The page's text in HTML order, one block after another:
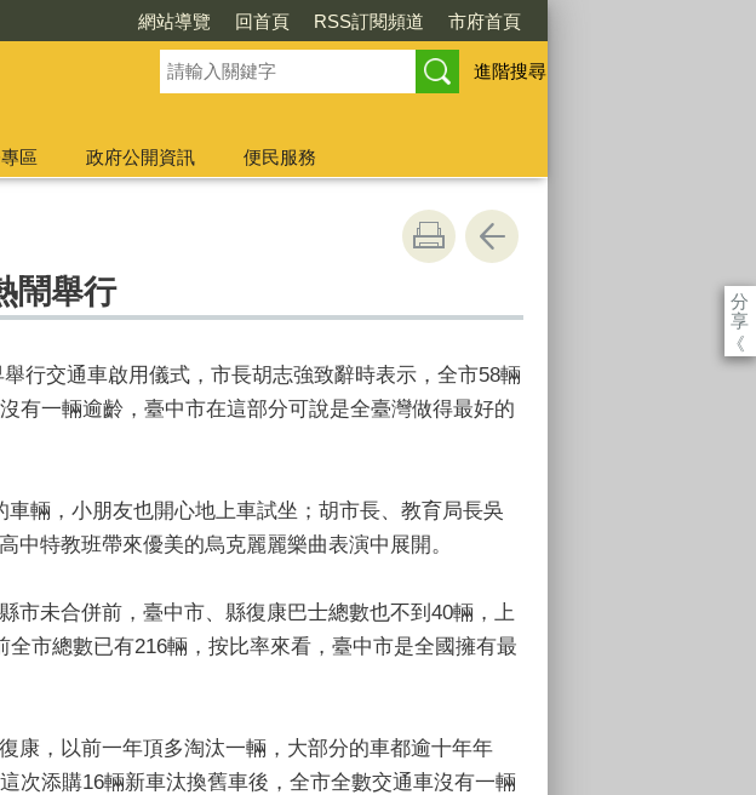
網站導覽 回首頁 RSS訂閱頻道 市府首頁
進階搜尋
區 政府公開資訊
便民服務
分
享
《
鬧舉行
行交通車啟用儀式，市長胡志強致辭時表示，全市58輛
有一輛逾齡，臺中市在這部分可說是全臺灣做得最好的
輛，小朋友也開心地上車試坐；胡市長、教育局長吳
特教班帶來優美的烏克麗麗樂曲表演中展開。
市未合併前，臺中市、縣復康巴士總數也不到40輛，上
市總數已有216輛，按比率來看，臺中市是全國擁有最
康，以前一年頂多淘汰一輛，大部分的車都逾十年年
次添購16輛新車汰換舊車後，全市全數交通車沒有一輛